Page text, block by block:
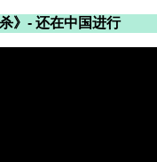
杀》- 还在中国进行